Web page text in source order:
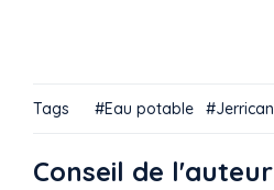
Tags Eau potable Jerrican
Conseil de l'auteur